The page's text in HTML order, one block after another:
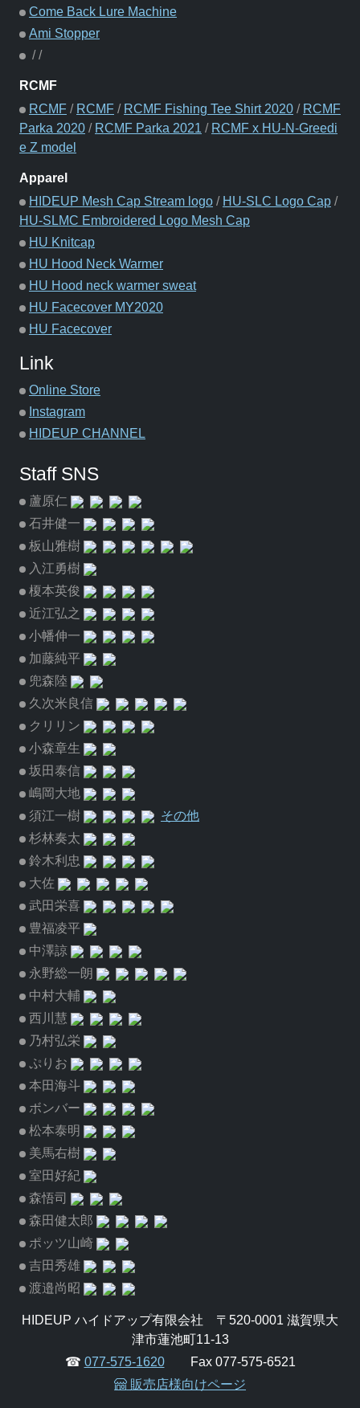
Come Back Lure Machine
Ami Stopper
//
RCMF
RCMF / RCMF / RCMF Fishing Tee Shirt 2020 / RCMF
Parka 2020 / RCMF Parka 2021 / RCMF x HU-N-Greedi
e Z model
Apparel
HIDEUP Mesh Cap Stream logo / HU-SLC Logo Cap /
HU-SLMC Embroidered Logo Mesh Cap
HU Knitcap
HU Hood Neck Warmer
HU Hood neck warmer sweat
HU Facecover MY2020
HU Facecover
Link
Online Store
Instagram
HIDEUP CHANNEL
Staff SNS
蘆原仁
石井健一
板山雅樹
入江勇樹
榎本英俊
近江弘之
小幡伸一
加藤純平
兜森陸
久次米良信
クリリン
小森章生
坂田泰信
嶋岡大地
須江一樹
その他
杉林奏太
鈴木利忠
大佐
武田栄喜
豊福凌平
中澤諒
永野総一朗
中村大輔
西川慧
乃村弘栄
ぷりお
本田海斗
ボンバー
松本泰明
美馬右樹
室田好紀
森悟司
森田健太郎
ポッツ山崎
吉田秀雄
渡邉尚昭
HIDEUP ハイドアップ有限会社 〒520-0001 滋賀県大
津市蓮池町11-13
☎ 077-575-1620Fax 077-575-6521
販売店様向けページ